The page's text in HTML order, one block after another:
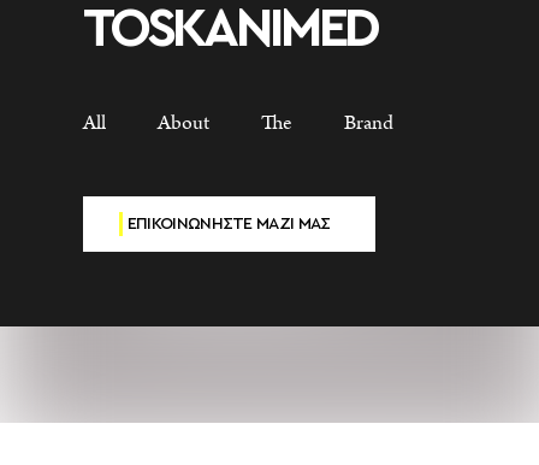
TOSKANIMED
All About The Brand
ΕΠΙΚΟΙΝΩΝΗΣΤΕ ΜΑΖΙ ΜΑΣ